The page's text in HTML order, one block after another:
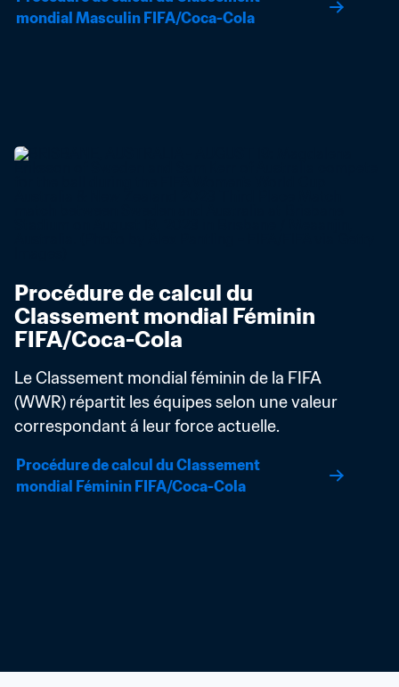
mondial Masculin FIFA/Coca-Cola
Procédure de calcul du
Classement mondial Féminin
FIFA/Coca-Cola
Le Classement mondial féminin de la FIFA
(WWR) répartit les équipes selon une valeur
correspondant á leur force actuelle.
Procédure de calcul du Classement
mondial Féminin FIFA/Coca-Cola